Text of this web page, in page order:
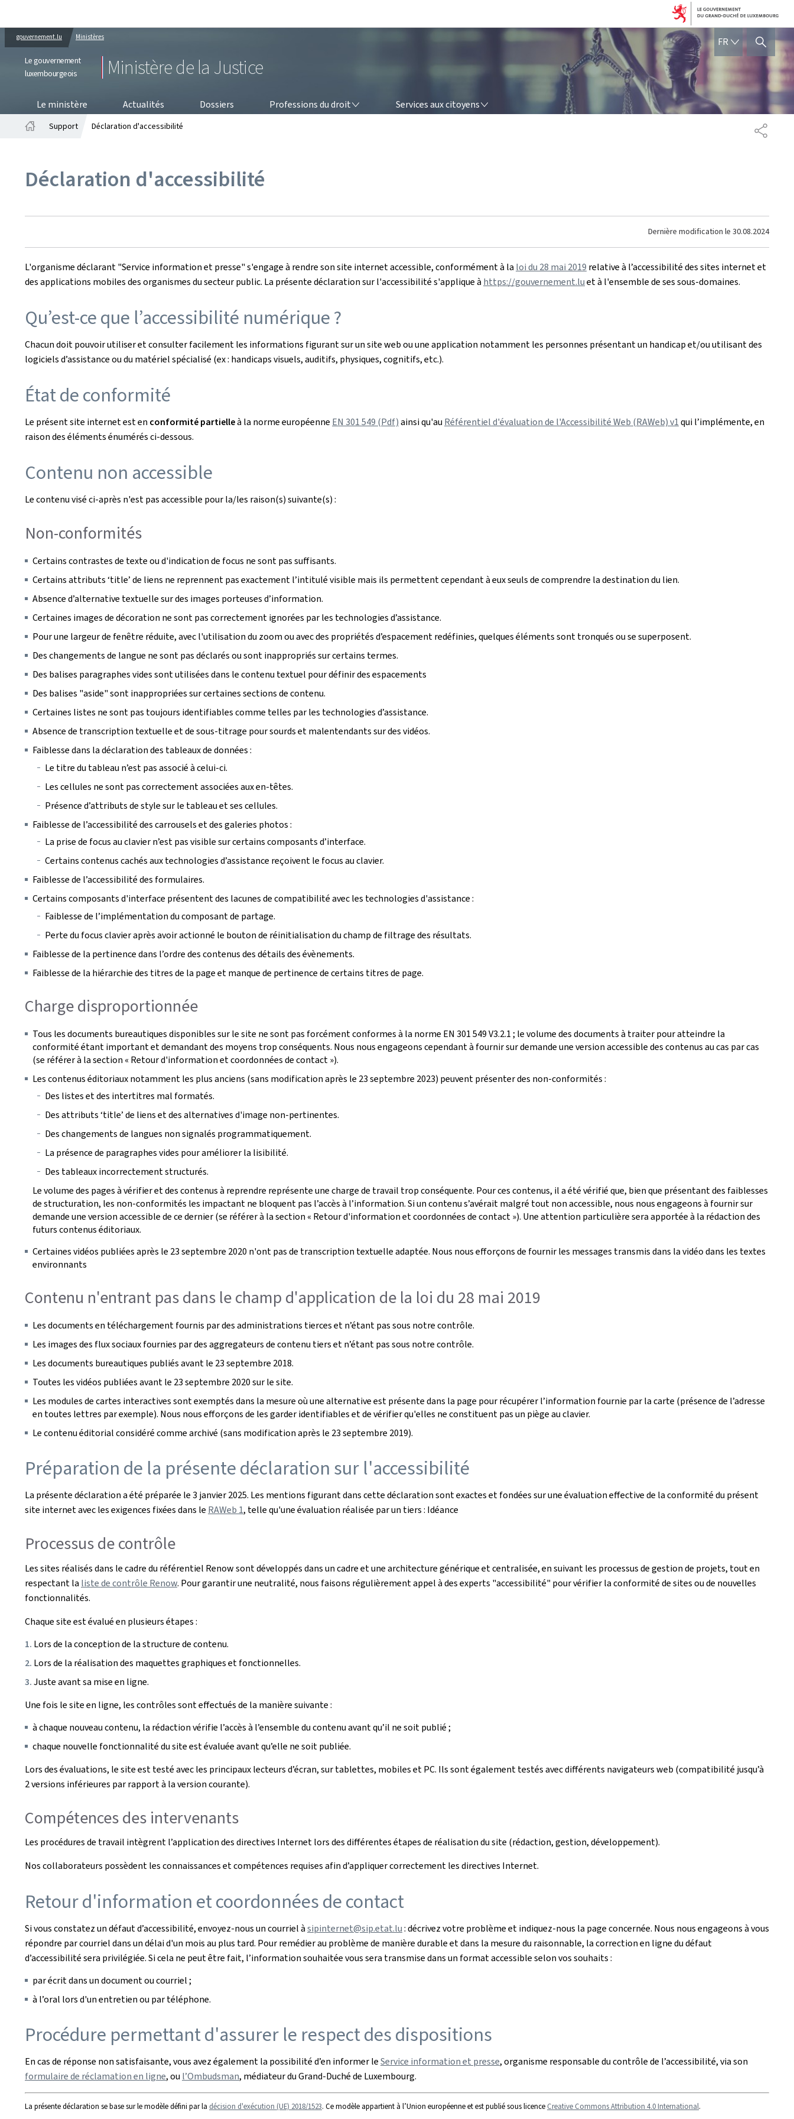
gouvernement.lu Ministères
Le gouvernement
luxembourgeois
Ministère de la Justice
FRFRANÇAIS
AFFICHER / MASQUER
Le ministère Actualités Dossiers Professions du droit Services aux citoyens
Support Déclaration d'accessibilité
Déclaration d'accessibilité
Dernière modification le 30.08.2024
L'organisme déclarant"Service information et presse"s'engage à rendre son site internet accessible, conformément à la loi du 28 mai 2019 relative à l’accessibilité des sites internet et
des applications mobiles des organismes du secteur public. La présente déclaration sur l'accessibilité s'applique à https://gouvernement.luet à l'ensemble de ses sous-domaines.
Qu’est-ce que l’accessibilité numérique ?
Chacun doit pouvoir utiliser et consulter facilement les informations figurant sur un site web ou une application notamment les personnes présentant un handicap et/ou utilisant des
logiciels d’assistance ou du matériel spécialisé (ex : handicaps visuels, auditifs, physiques, cognitifs, etc.).
État de conformité
Le présent site internet est en conformité partielleà la norme européenne EN 301 549 (Pdf)ainsi qu'au Référentiel d'évaluation de l'Accessibilité Web (RAWeb) v1qui l’implémente, en
raison des éléments énumérés ci-dessous.
Contenu non accessible
Le contenu visé ci-après n'est pas accessible pour la/les raison(s) suivante(s) :
Non-conformités
Certains contrastes de texte ou d'indication de focus ne sont pas suffisants.
Certains attributs ‘title’ de liens ne reprennent pas exactement l’intitulé visible mais ils permettent cependant à eux seuls de comprendre la destination du lien.
Absence d’alternative textuelle sur des images porteuses d’information.
Certaines images de décoration ne sont pas correctement ignorées par les technologies d’assistance.
Pour une largeur de fenêtre réduite, avec l'utilisation du zoom ou avec des propriétés d’espacement redéfinies, quelques éléments sont tronqués ou se superposent.
Des changements de langue ne sont pas déclarés ou sont inappropriés sur certains termes.
Des balises paragraphes vides sont utilisées dans le contenu textuel pour définir des espacements
Des balises "aside" sont inappropriées sur certaines sections de contenu.
Certaines listes ne sont pas toujours identifiables comme telles par les technologies d’assistance.
Absence de transcription textuelle et de sous-titrage pour sourds et malentendants sur des vidéos.
Faiblesse dans la déclaration des tableaux de données :
Le titre du tableau n’est pas associé à celui-ci.
Les cellules ne sont pas correctement associées aux en-têtes.
Présence d’attributs de style sur le tableau et ses cellules.
Faiblesse de l’accessibilité des carrousels et des galeries photos :
La prise de focus au clavier n’est pas visible sur certains composants d’interface.
Certains contenus cachés aux technologies d’assistance reçoivent le focus au clavier.
Faiblesse de l’accessibilité des formulaires.
Certains composants d'interface présentent des lacunes de compatibilité avec les technologies d'assistance :
Faiblesse de l’implémentation du composant de partage.
Perte du focus clavier après avoir actionné le bouton de réinitialisation du champ de filtrage des résultats.
Faiblesse de la pertinence dans l’ordre des contenus des détails des évènements.
Faiblesse de la hiérarchie des titres de la page et manque de pertinence de certains titres de page.
Charge disproportionnée
Tous les documents bureautiques disponibles sur le site ne sont pas forcément conformes à la norme EN 301 549 V3.2.1 ; le volume des documents à traiter pour atteindre la
conformité étant important et demandant des moyens trop conséquents. Nous nous engageons cependant à fournir sur demande une version accessible des contenus au cas par cas
(se référer à la section « Retour d'information et coordonnées de contact »).
Les contenus éditoriaux notamment les plus anciens (sans modification après le 23 septembre 2023) peuvent présenter des non-conformités :
Des listes et des intertitres mal formatés.
Des attributs ‘title’ de liens et des alternatives d'image non-pertinentes.
Des changements de langues non signalés programmatiquement.
La présence de paragraphes vides pour améliorer la lisibilité.
Des tableaux incorrectement structurés.
Le volume des pages à vérifier et des contenus à reprendre représente une charge de travail trop conséquente. Pour ces contenus, il a été vérifié que, bien que présentant des faiblesses
de structuration, les non-conformités les impactant ne bloquent pas l’accès à l’information. Si un contenu s’avérait malgré tout non accessible, nous nous engageons à fournir sur
demande une version accessible de ce dernier (se référer à la section « Retour d'information et coordonnées de contact »). Une attention particulière sera apportée à la rédaction des
futurs contenus éditoriaux.
Certaines vidéos publiées après le 23 septembre 2020 n'ont pas de transcription textuelle adaptée. Nous nous efforçons de fournir les messages transmis dans la vidéo dans les textes
environnants
Contenu n'entrant pas dans le champ d'application de la loi du 28 mai 2019
Les documents en téléchargement fournis par des administrations tierces et n’étant pas sous notre contrôle.
Les images des flux sociaux fournies par des aggregateurs de contenu tiers et n’étant pas sous notre contrôle.
Les documents bureautiques publiés avant le 23 septembre 2018.
Toutes les vidéos publiées avant le 23 septembre 2020 sur le site.
Les modules de cartes interactives sont exemptés dans la mesure où une alternative est présente dans la page pour récupérer l’information fournie par la carte (présence de l’adresse
en toutes lettres par exemple). Nous nous efforçons de les garder identifiables et de vérifier qu'elles ne constituent pas un piège au clavier.
Le contenu éditorial considéré comme archivé (sans modification après le 23 septembre 2019).
Préparation de la présente déclaration sur l'accessibilité
La présente déclaration a été préparée le3 janvier 2025. Les mentions figurant dans cette déclaration sont exactes et fondées sur une évaluation effective de la conformité du présent
site internet avec les exigences fixées dans le RAWeb 1, telle qu'une évaluation réalisée par un tiers : Idéance
Processus de contrôle
Les sites réalisés dans le cadre du référentiel Renow sont développés dans un cadre et une architecture générique et centralisée, en suivant les processus de gestion de projets, tout en
respectant la liste de contrôle Renow. Pour garantir une neutralité, nous faisons régulièrement appel à des experts "accessibilité" pour vérifier la conformité de sites ou de nouvelles
fonctionnalités.
Chaque site est évalué en plusieurs étapes :
Lors de la conception de la structure de contenu.
Lors de la réalisation des maquettes graphiques et fonctionnelles.
Juste avant sa mise en ligne.
Une fois le site en ligne, les contrôles sont effectués de la manière suivante :
à chaque nouveau contenu, la rédaction vérifie l’accès à l’ensemble du contenu avant qu’il ne soit publié ;
chaque nouvelle fonctionnalité du site est évaluée avant qu’elle ne soit publiée.
Lors des évaluations, le site est testé avec les principaux lecteurs d’écran, sur tablettes, mobiles et PC. Ils sont également testés avec différents navigateurs web (compatibilité jusqu’à
2 versions inférieures par rapport à la version courante).
Compétences des intervenants
Les procédures de travail intègrent l’application des directives Internet lors des différentes étapes de réalisation du site (rédaction, gestion, développement).
Nos collaborateurs possèdent les connaissances et compétences requises afin d’appliquer correctement les directives Internet.
Retour d'information et coordonnées de contact
Si vous constatez un défaut d’accessibilité, envoyez-nous un courriel àsipinternet@sip.etat.lu: décrivez votre problème et indiquez-nous la page concernée. Nous nous engageons à vous
répondre par courriel dans un délai d'un mois au plus tard. Pour remédier au problème de manière durable et dans la mesure du raisonnable, la correction en ligne du défaut
d’accessibilité sera privilégiée. Si cela ne peut être fait, l’information souhaitée vous sera transmise dans un format accessible selon vos souhaits :
par écrit dans un document ou courriel ;
à l’oral lors d'un entretien ou par téléphone.
Procédure permettant d'assurer le respect des dispositions
En cas de réponse non satisfaisante, vous avez également la possibilité d’en informer leService information et presse, organisme responsable du contrôle de l’accessibilité, via son
formulaire de réclamation en ligne, ou l’Ombudsman, médiateur du Grand-Duché de Luxembourg.
La présente déclaration se base sur le modèle défini par la décision d'exécution (UE) 2018/1523. Ce modèle appartient à l’Union européenne et est publié sous licence Creative Commons Attribution 4.0 International.